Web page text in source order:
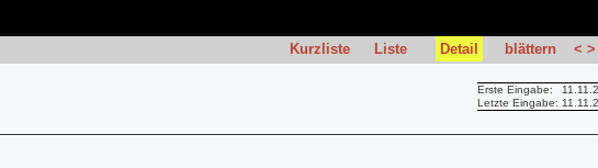
Kurzliste Liste Detail blättern < >
Erste Eingabe:
Letzte Eingabe: